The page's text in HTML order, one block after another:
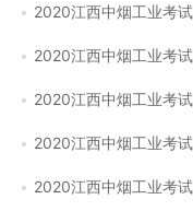
2020江西中烟工业考
2020江西中烟工业考
2020江西中烟工业考
2020江西中烟工业考
2020江西中烟工业考